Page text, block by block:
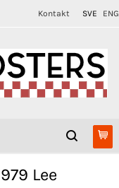
Kontakt SVE ENG
Lee